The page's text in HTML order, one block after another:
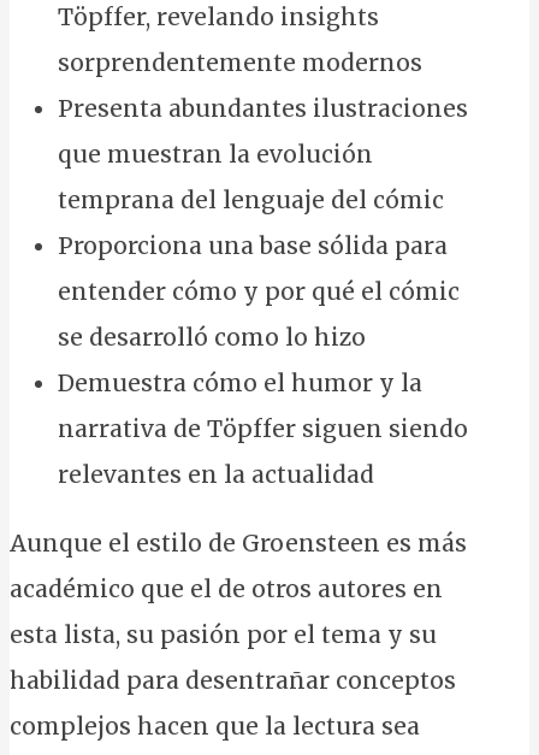
Töpffer, revelando insights
sorprendentemente modernos
Presenta abundantes ilustraciones
que muestran la evolución
temprana del lenguaje del cómic
Proporciona una base sólida para
entender cómo y por qué el cómic
se desarrolló como lo hizo
Demuestra cómo el humor y la
narrativa de Töpffer siguen siendo
relevantes en la actualidad
Aunque el estilo de Groensteen es más
académico que el de otros autores en
esta lista, su pasión por el tema y su
habilidad para desentrañar conceptos
complejos hacen que la lectura sea